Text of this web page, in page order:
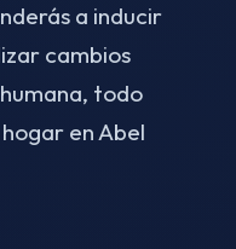
a inducir
cambios
todo
en Abel